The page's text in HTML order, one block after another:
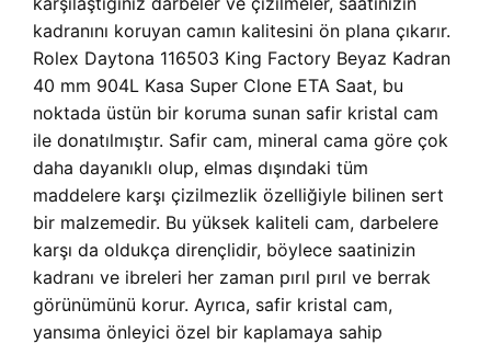
kadranını koruyan camın kalitesini ön plana çıkarır.
Rolex Daytona 116503 King Factory Beyaz Kadran
40 mm 904L Kasa Super Clone ETA Saat, bu
noktada üstün bir koruma sunan safir kristal cam
ile donatılmıştır. Safir cam, mineral cama göre çok
daha dayanıklı olup, elmas dışındaki tüm
maddelere karşı çizilmezlik özelliğiyle bilinen sert
bir malzemedir. Bu yüksek kaliteli cam, darbelere
karşı da oldukça dirençlidir, böylece saatinizin
kadranı ve ibreleri her zaman pırıl pırıl ve berrak
görünümünü korur. Ayrıca, safir kristal cam,
yansıma önleyici özel bir kaplamaya sahip